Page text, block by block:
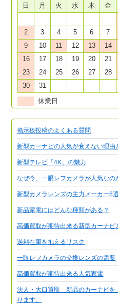
日
月 火 水 木 金
2
3 4 5 6 7
9
10 11 12 13 14
16
17 18 19 20 21
23
24 25 26 27 28
30
31
休業日
掲示板投稿のよくある質問
新型カーナビの人気が衰えない理由
新型テレビ「4K」の魅力
なぜ今、一眼レフカメラが人気なの
新型カメラレンズの主力メーカー8選
新品家電にはどんな種類がある？
高価買取が期待出来る新型カーナビ
過剰在庫を抱えるリスク
一眼レフカメラの交換レンズの需要
高価買取が期待出来る人気家電
法人・大口買取 新品のカーナビを
ります。